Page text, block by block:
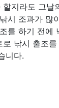
지라도 그날
시 조과가 많
를 하기 전에
낚시 출조
니다.